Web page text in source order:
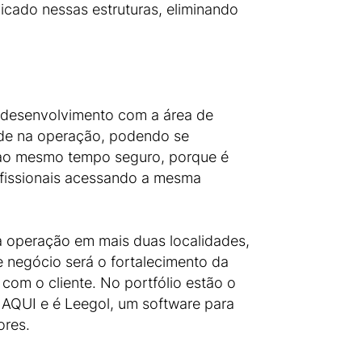
nessas estruturas, eliminando
com a área de
na operação, podendo se
mesmo tempo seguro, porque é
acessando a mesma
em mais duas localidades,
negócio será o fortalecimento da
o cliente. No portfólio estão o
e é Leegol, um software para